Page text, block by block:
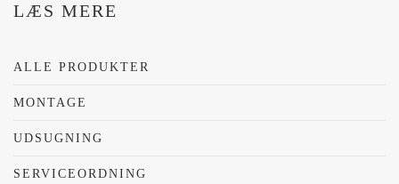
LÆS MERE
ALLE PRODUKTER
MONTAGE
UDSUGNING
SERVICEORDNING